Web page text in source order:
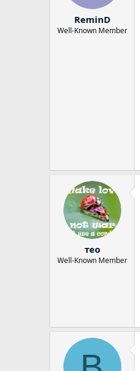
ReminD
Well-Known Member
тео
Well-Known Member